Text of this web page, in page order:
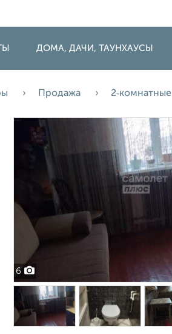
ДОМА, ДАЧИ, ТАУНХАУСЫ
Продажа 2‑комнатные
6